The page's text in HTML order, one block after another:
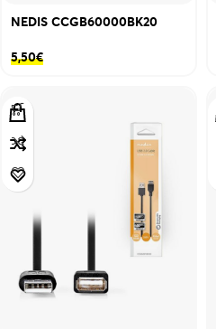
NEDIS CCGB60000BK20
5,50€